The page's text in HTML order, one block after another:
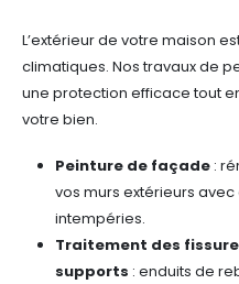
L’extérieur de votre maison
climatiques. Nos travaux de
une protection efficace tout
votre bien.
Peinture de façade:
vos murs extérieurs
intempéries.
Traitement des
supports : enduits de